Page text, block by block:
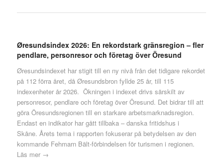
Øresundsindex 2026: En rekordstark gränsregion – fler
pendlare, personresor och företag över Öresund
Øresundsindexet har stigit till en ny nivå från det tidigare rekordet
på 112 förra året, då Øresundsbron fyllde 25 år, till 115
indexenheter år 2026. Ökningen i indexet drivs särskilt av
personresor, pendlare och företag över Öresund. Det bidrar till att
göra Öresundsregionen till en starkare arbetsmarknadsregion.
Endast en indikator har gått tillbaka – danska fritidshus i
Skåne. Årets tema i rapporten fokuserar på betydelsen av den
kommande Fehmarn Bält-förbindelsen för turismen i regionen.
Läs mer →